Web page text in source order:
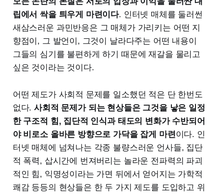
립에서 싹을 틔우게 마련이다. 인터넷 매체를 둘러썬
새삼스러운 과민반응은 그 매체가 가리키는 어떤 지
향점이, 그 발언이, 그것이 날라다주는 어떤 내용이
그들의 심기를 불편하게 하기 때문에 재갈을 물리고
싶은 것이라는 것이다.
어떤 제도가 사회적 문제를 일소했던 적은 단 한번도
없다.사회적 문제가 되는 현상들은 그것을 낳은 일정
한 구조적 힘, 집단적 인식과 태도의 변화가 수반되어
야 비로소 올바른 방향으로 가닥을 잡게 마련 이다. 인
터넷 매체에 넘쳐나는 각종 불량스러운 언사들, 집단
적 폭력, 삽시간에 번져버리는 놀라운 전파력의 파괴
적인 힘, 익명성이라는 가면 뒤에서 얻어지는 가학적
쾌감 등등의 현상들은 한 두 가지 제도를 도입하고 위